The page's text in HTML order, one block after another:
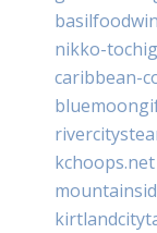
nikko-
caribbean-
kchoops.net